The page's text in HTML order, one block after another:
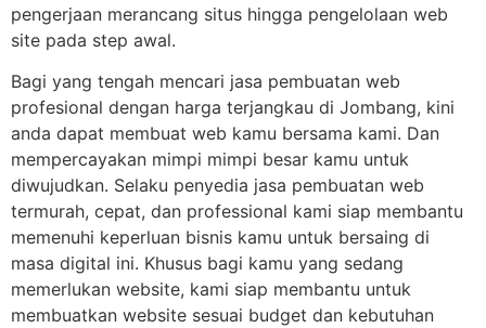
pengerjaan merancang situs hingga pengelolaan web
site pada step awal.
Bagi yang tengah mencari jasa pembuatan web
profesional dengan harga terjangkau di Jombang, kini
anda dapat membuat web kamu bersama kami. Dan
mempercayakan mimpi mimpi besar kamu untuk
diwujudkan. Selaku penyedia jasa pembuatan web
termurah, cepat, dan professional kami siap membantu
memenuhi keperluan bisnis kamu untuk bersaing di
masa digital ini. Khusus bagi kamu yang sedang
memerlukan website, kami siap membantu untuk
membuatkan website sesuai budget dan kebutuhan